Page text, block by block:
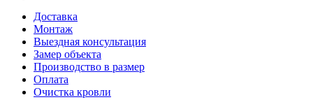
Доставка
Монтаж
Выездная консультация
Замер объекта
Производство в размер
Оплата
Очистка кровли